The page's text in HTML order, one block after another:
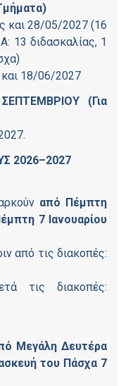
και 28/05/2027 (16
13 διδασκαλίας, 1
18/06/2027
(Για
2026–2027
από Πέμπτη
7 Ιανουαρίου
από τις διακοπές:
τις διακοπές:
Μεγάλη Δευτέρα
του Πάσχα 7